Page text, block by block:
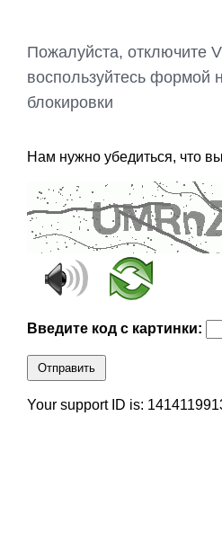
Пожалуйста, отключите
воспользуйтесь формой
блокировки
Нам нужно убедиться, что
Введите код с картинки:
Отправить
Your support ID is: